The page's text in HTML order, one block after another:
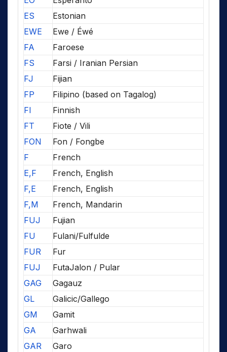
ES
Estonian
EWE
Ewe / Éwé
FA
Faroese
FS
Farsi / Iranian Persian
FJ
Fijian
FP
Filipino (based on Tagalog)
FI
Finnish
FT
Fiote / Vili
FON
Fon / Fongbe
F
French
E,F
French, English
F,E
French, English
F,M
French, Mandarin
FUJ
Fujian
FU
Fulani/Fulfulde
FUR
Fur
FUJ
FutaJalon / Pular
GAG
Gagauz
GL
Galicic/Gallego
GM
Gamit
GA
Garhwali
GAR
Garo